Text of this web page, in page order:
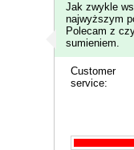
Jak zwykle
najwyższym
Polecam z
sumieniem.
Customer
service: